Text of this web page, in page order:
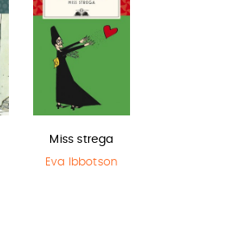
Miss strega
Eva Ibbotson